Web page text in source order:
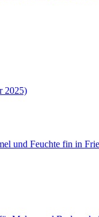
2025)
und Feuchte fin in